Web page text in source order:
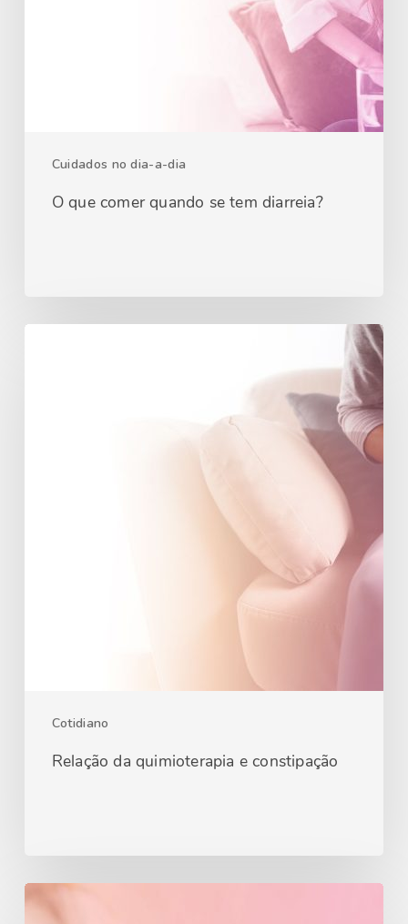
Cuidados no dia-a-dia
O que comer quando se tem diarreia?
Cotidiano
Relação da quimioterapia e constipação